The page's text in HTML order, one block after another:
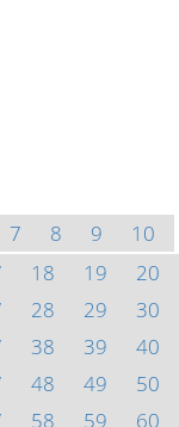
7 8 9
10
18 19
20
28 29
30
38 39
40
48 49
50
58 59
60